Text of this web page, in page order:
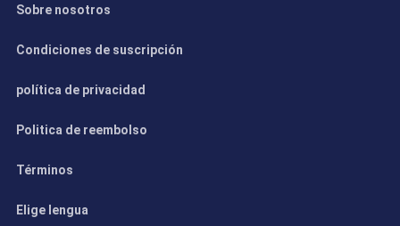
Sobre nosotros
Condiciones de suscripción
política de privacidad
Politica de reembolso
Términos
Elige lengua